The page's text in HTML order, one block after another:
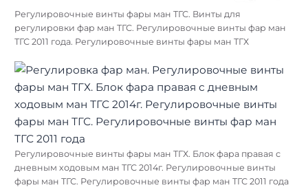
Регулировочные винты фары ман ТГС. Винты для
регулировки фар ман ТГС. Регулировочные винты фар ман
ТГС 2011 года. Регулировочные винты фары ман ТГХ
Регулировочные винты фары ман ТГХ. Блок фара правая с
дневным ходовым ман ТГС 2014г. Регулировочные винты
фары ман ТГС. Регулировочные винты фар ман ТГС 2011 года